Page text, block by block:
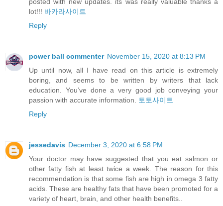
lot!!! 바카라사이트
Reply
power ball commenter November 15, 2020 at 8:13 PM
Up until now, all I have read on this article is extremely
boring, and seems to be written by writers that lack
education. You’ve done a very good job conveying your
passion with accurate information.
토토사이트
Reply
jessedavis December 3, 2020 at 6:58 PM
Your doctor may have suggested that you eat salmon or
other fatty fish at least twice a week. The reason for this
recommendation is that some fish are high in omega 3 fatty
acids. These are healthy fats that have been promoted for a
variety of heart, brain, and other health benefits..